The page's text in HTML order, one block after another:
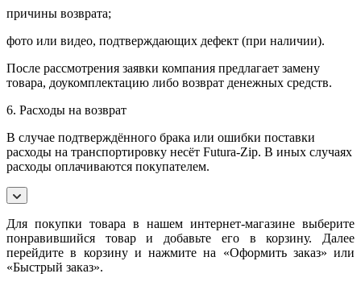
причины возврата;
фото или видео, подтверждающих дефект (при наличии).
После рассмотрения заявки компания предлагает замену
товара, доукомплектацию либо возврат денежных средств.
6. Расходы на возврат
В случае подтверждённого брака или ошибки поставки
расходы на транспортировку несёт Futura-Zip. В иных случаях
расходы оплачиваются покупателем.
Для покупки товара в нашем интернет-магазине выберите
понравившийся товар и добавьте его в корзину. Далее
перейдите в корзину и нажмите на «Оформить заказ» или
«Быстрый заказ».